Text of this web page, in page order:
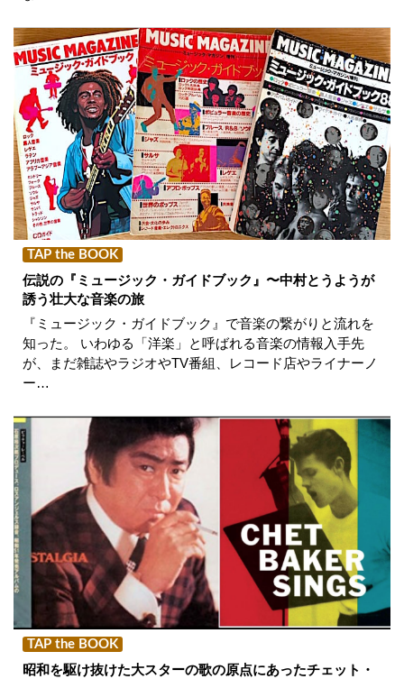
TAP the BOOK
伝説の『ミュージック・ガイドブック』〜中村とうようが
誘う壮大な音楽の旅
『ミュージック・ガイドブック』で音楽の繋がりと流れを
知った。 いわゆる「洋楽」と呼ばれる音楽の情報入手先
が、まだ雑誌やラジオやTV番組、レコード店やライナーノ
ー…
TAP the BOOK
昭和を駆け抜けた大スターの歌の原点にあったチェット・